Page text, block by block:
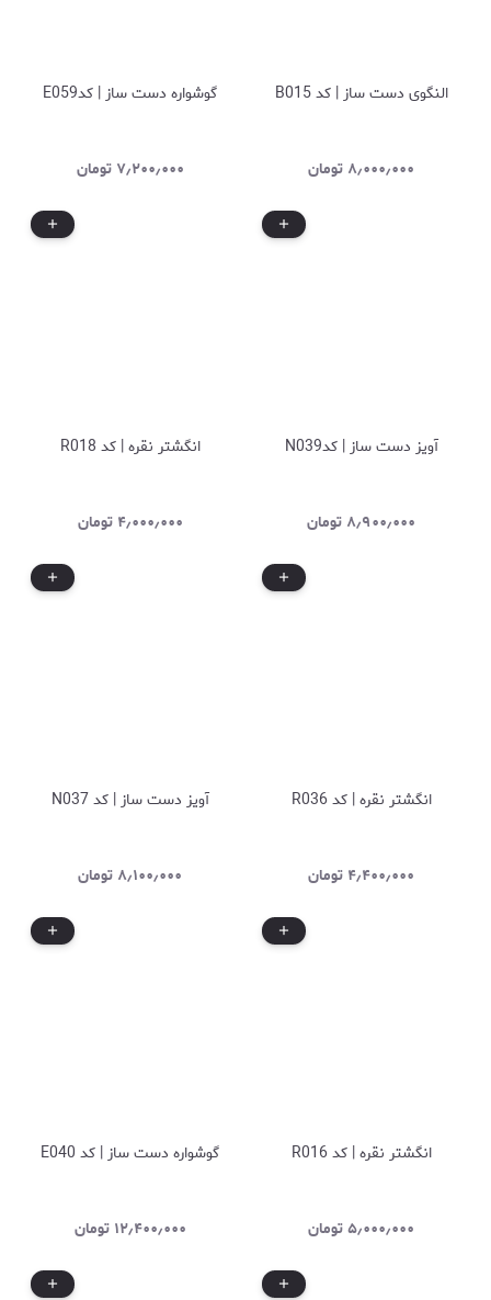
النگوی دست ساز | کد B015
۸٫۰۰۰٫۰۰۰ تومان
گوشواره دست ساز | کدE059
۷٫۲۰۰٫۰۰۰ تومان
آویز دست ساز | کدN039
۸٫۹۰۰٫۰۰۰ تومان
انگشتر نقره | کد R018
۴٫۰۰۰٫۰۰۰ تومان
انگشتر نقره | کد R036
۴٫۴۰۰٫۰۰۰ تومان
آویز دست ساز | کد N037
۸٫۱۰۰٫۰۰۰ تومان
انگشتر نقره | کد R016
۵٫۰۰۰٫۰۰۰تومان
گوشواره دست ساز | کد E040
۱۲٫۴۰۰٫۰۰۰ تومان